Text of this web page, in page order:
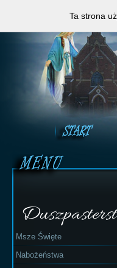
Msze Święte
Nabożeństwa
Ta strona